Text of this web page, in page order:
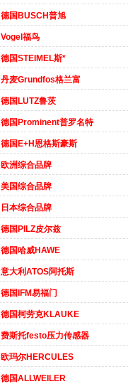
德国BUSCH普旭
Vogel福鸟
德国STEIMEL斯*
丹麦Grundfos格兰富
德国LUTZ鲁茨
德国Prominent普罗名特
德国E+H恩格斯豪斯
欧洲综合品牌
美国综合品牌
日本综合品牌
德国PILZ皮尔兹
德国哈威HAWE
意大利ATOS阿托斯
德国IFM易福门
德国柯劳克KLAUKE
费斯托festo压力传感器
欧玛尔HERCULES
德国ALLWEILER